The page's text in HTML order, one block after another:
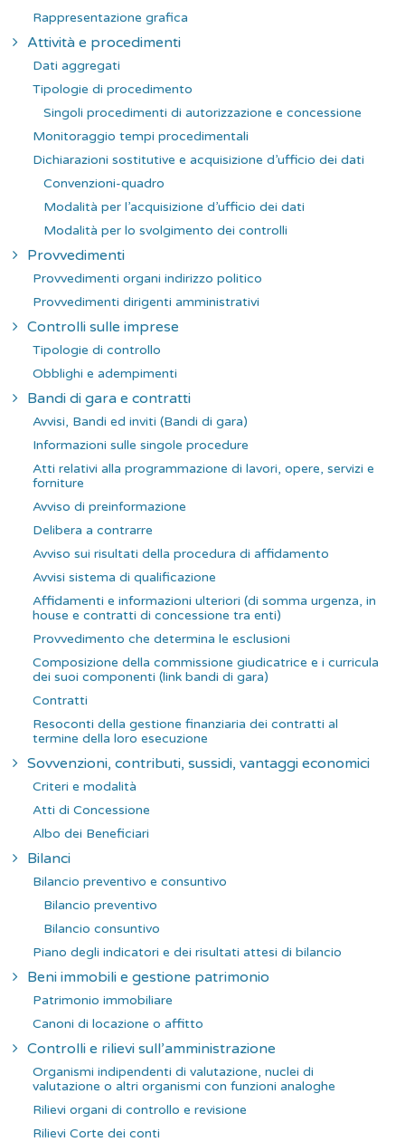
Rappresentazione grafica
Attività e procedimenti
Dati aggregati
Tipologie di procedimento
Singoli procedimenti di autorizzazione e concessione
Monitoraggio tempi procedimentali
Dichiarazioni sostitutive e acquisizione d’ufficio dei dati
Convenzioni-quadro
Modalità per l’acquisizione d’ufficio dei dati
Modalità per lo svolgimento dei controlli
Provvedimenti
Provvedimenti organi indirizzo politico
Provvedimenti dirigenti amministrativi
Controlli sulle imprese
Tipologie di controllo
Obblighi e adempimenti
Bandi di gara e contratti
Avvisi, Bandi ed inviti (Bandi di gara)
Informazioni sulle singole procedure
Atti relativi alla programmazione di lavori, opere, servizi e
forniture
Avviso di preinformazione
Delibera a contrarre
Avviso sui risultati della procedura di affidamento
Avvisi sistema di qualificazione
Affidamenti e informazioni ulteriori (di somma urgenza, in
house e contratti di concessione tra enti)
Provvedimento che determina le esclusioni
Composizione della commissione giudicatrice e i curricula
dei suoi componenti (link bandi di gara)
Contratti
Resoconti della gestione finanziaria dei contratti al
termine della loro esecuzione
Sovvenzioni, contributi, sussidi, vantaggi economici
Criteri e modalità
Atti di Concessione
Albo dei Beneficiari
Bilanci
Bilancio preventivo e consuntivo
Bilancio preventivo
Bilancio consuntivo
Piano degli indicatori e dei risultati attesi di bilancio
Beni immobili e gestione patrimonio
Patrimonio immobiliare
Canoni di locazione o affitto
Controlli e rilievi sull’amministrazione
Organismi indipendenti di valutazione, nuclei di
valutazione o altri organismi con funzioni analoghe
Rilievi organi di controllo e revisione
Rilievi Corte dei conti